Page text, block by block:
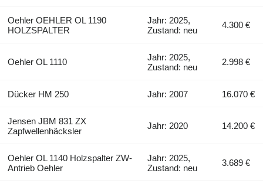
Oehler OEHLER OL 1190
HOLZSPALTER
Jahr: 2025,
Zustand: neu
4.300 €
Oehler OL 1110
Jahr: 2025,
Zustand: neu
2.998 €
Dücker HM 250 Jahr: 2007 16.070 €
Jensen JBM 831 ZX
Zapfwellenhäcksler
Jahr: 2020 14.200 €
Oehler OL 1140 Holzspalter ZW-
Antrieb Oehler
Jahr: 2025,
Zustand: neu
3.689 €